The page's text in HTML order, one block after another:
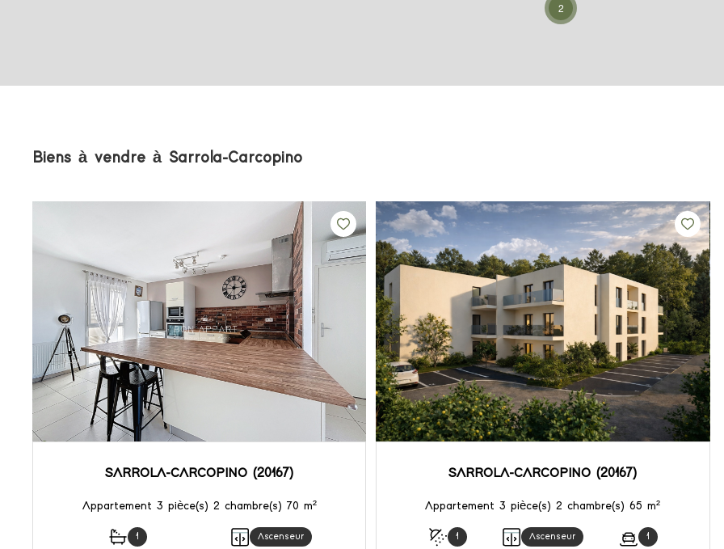
2
Biens à vendre à Sarrola-Carcopino
SARROLA-CARCOPINO (20167)
Appartement 3 pièce(s) 2 chambre(s) 70 m²
1 Ascenseur
SARROLA-CARCOPINO (20167)
Appartement 3 pièce(s) 2 chambre(s) 65 m²
1 Ascenseur 1